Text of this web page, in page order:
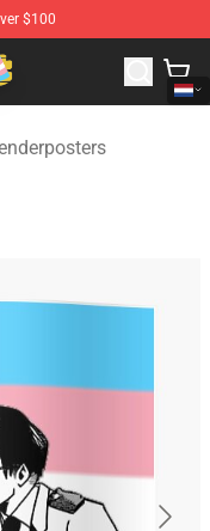
$100
Transgender Flag